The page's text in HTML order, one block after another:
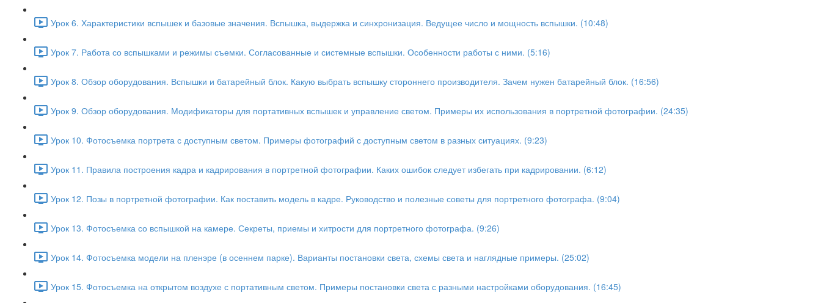
Урок 6. Характеристики вспышек и базовые значения. Вспышка, выдержка и синхронизация. Ведущее число и мощность вспышки. (10:48)
Урок 7. Работа со вспышками и режимы съемки. Согласованные и системные вспышки. Особенности работы с ними. (5:16)
Урок 8. Обзор оборудования. Вспышки и батарейный блок. Какую выбрать вспышку стороннего производителя. Зачем нужен батарейный блок. (16:56)
Урок 9. Обзор оборудования. Модификаторы для портативных вспышек и управление светом. Примеры их использования в портретной фотографии. (24:35)
Урок 10. Фотосъемка портрета с доступным светом. Примеры фотографий с доступным светом в разных ситуациях. (9:23)
Урок 11. Правила построения кадра и кадрирования в портретной фотографии. Каких ошибок следует избегать при кадрировании. (6:12)
Урок 12. Позы в портретной фотографии. Как поставить модель в кадре. Руководство и полезные советы для портретного фотографа. (9:04)
Урок 13. Фотосъемка со вспышкой на камере. Секреты, приемы и хитрости для портретного фотографа. (9:26)
Урок 14. Фотосъемка модели на пленэре (в осеннем парке). Варианты постановки света, схемы света и наглядные примеры. (25:02)
Урок 15. Фотосъемка на открытом воздухе с портативным светом. Примеры постановки света с разными настройками оборудования. (16:45)